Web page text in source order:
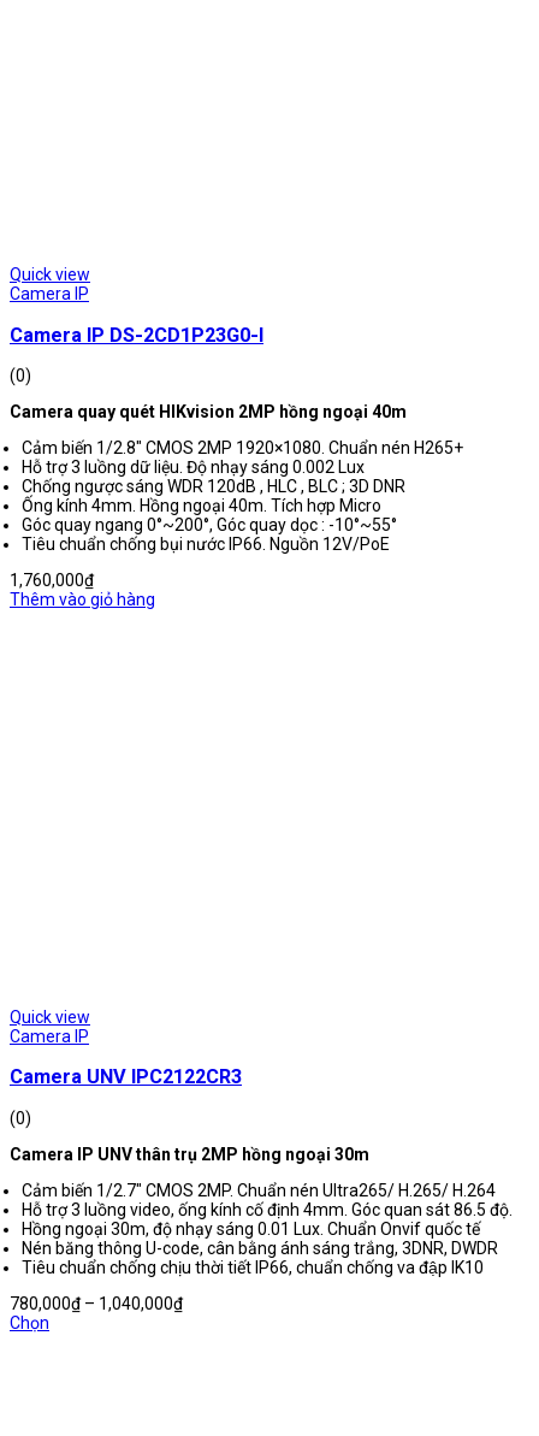
Quick view
Camera IP
Camera IP DS-2CD1P23G0-I
(0)
Camera quay quét HIKvision 2MP hồng ngoại 40m
Cảm biến 1/2.8″ CMOS 2MP 1920×1080. Chuẩn nén H265+
Hỗ trợ 3 luồng dữ liệu. Độ nhạy sáng 0.002 Lux
Chống ngược sáng WDR 120dB , HLC , BLC ; 3D DNR
Ống kính 4mm. Hồng ngoại 40m. Tích hợp Micro
Góc quay ngang 0°~200°, Góc quay dọc : -10°~55°
Tiêu chuẩn chống bụi nước IP66. Nguồn 12V/PoE
1,760,000₫
Thêm vào giỏ hàng
Quick view
Camera IP
Camera UNV IPC2122CR3
(0)
Camera IP UNV thân trụ 2MP hồng ngoại 30m
Cảm biến 1/2.7″ CMOS 2MP. Chuẩn nén Ultra265/ H.265/ H.264
Hỗ trợ 3 luồng video, ống kính cố định 4mm. Góc quan sát 86.5 độ.
Hồng ngoại 30m, độ nhạy sáng 0.01 Lux. Chuẩn Onvif quốc tế
Nén băng thông U-code, cân bằng ánh sáng trắng, 3DNR, DWDR
Tiêu chuẩn chống chịu thời tiết IP66, chuẩn chống va đập IK10
780,000₫ – 1,040,000₫Khoảng
Chọn